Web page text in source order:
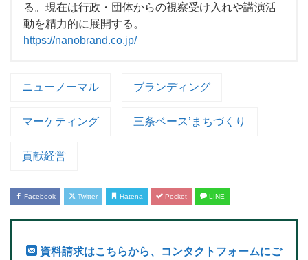
る。現在は行政・団体からの視察受け入れや講演活
動を精力的に展開する。
https://nanobrand.co.jp/
ニューノーマル ブランディング
マーケティング 三条ベース’まちづくり
貢献経営
Facebook Twitter Hatena Pocket LINE
資料請求はこちらから、コンタクトフォームにご